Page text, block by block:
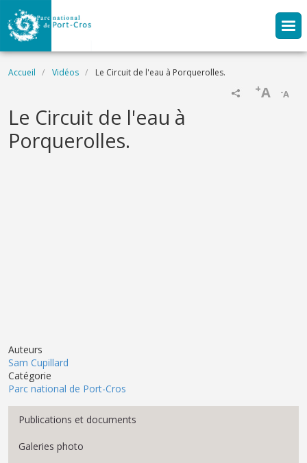
Aller au contenu principal
Fil d'Ariane
Accueil Vidéos Le Circuit de l'eau à Porquerolles.
-A
+A
Name
Le Circuit de l'eau à
Porquerolles.
Auteurs
Sam Cupillard
Catégorie
Parc national de Port-Cros
Menu Médiathèque
Publications et documents
Galeries photo